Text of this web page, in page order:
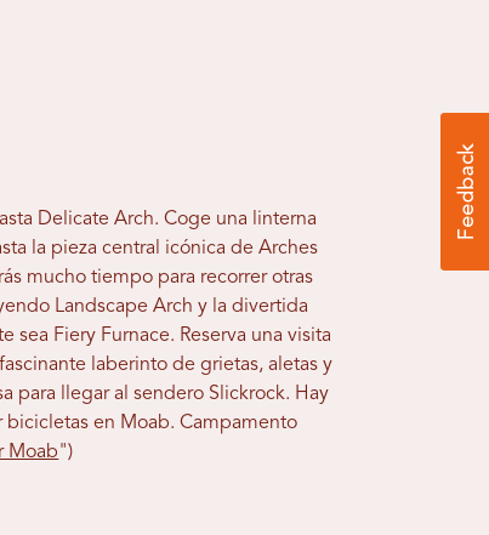
Delicate Arch. Coge una linterna
la pieza central icónica de Arches
mucho tiempo para recorrer otras
Landscape Arch y la divertida
sea Fiery Furnace. Reserva una visita
laberinto de grietas, aletas y
para llegar al sendero Slickrock. Hay
en Moab. Campamento
Moab")